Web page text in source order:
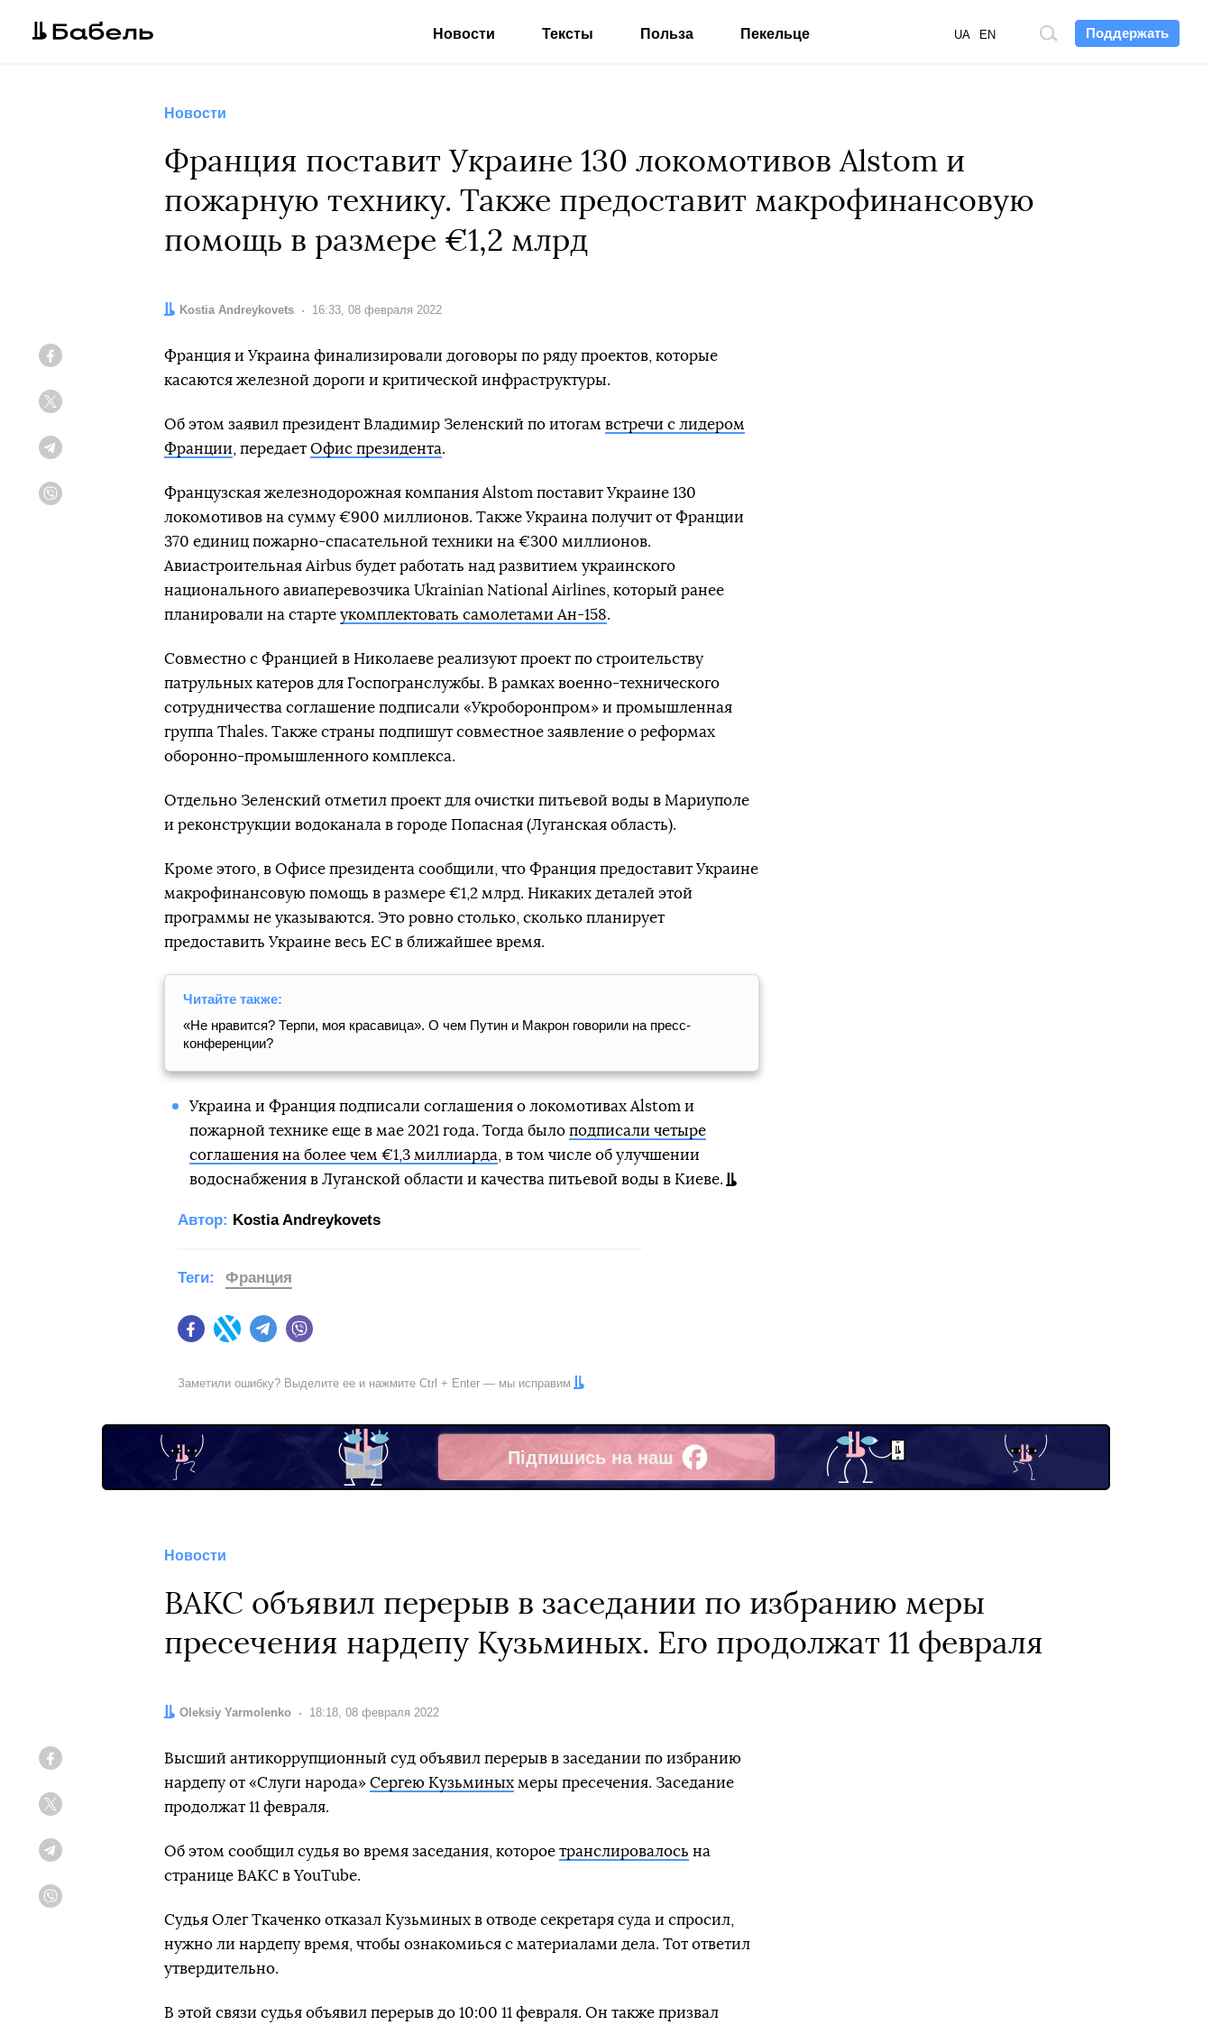
Поддержать
Поиск
UA EN
Новости Тексты Польза Пекельце
Новости
Франция поставит Украине 130 локомотивов Alstom и
пожарную технику. Также предоставит макрофинансовую
помощь в размере €1,2 млрд
Автор:
Kostia Andreykovets Дата:
16:33, 08 февраля 2022
Франция и Украина финализировали договоры по ряду проектов, которые
касаются железной дороги и критической инфраструктуры.
Об этом заявил президент Владимир Зеленский по итогам встречи с лидером
Франции , передает Офис президента.
Французская железнодорожная компания Alstom поставит Украине 130
локомотивов на сумму €900 миллионов. Также Украина получит от Франции
370 единиц пожарно-спасательной техники на €300 миллионов.
Авиастроительная Airbus будет работать над развитием украинского
национального авиаперевозчика Ukrainian National Airlines, который ранее
планировали на старте укомплектовать самолетами Ан-158.
Совместно с Францией в Николаеве реализуют проект по строительству
патрульных катеров для Госпогранслужбы. В рамках военно-технического
сотрудничества соглашение подписали «Укроборонпром» и промышленная
группа Thales. Также страны подпишут совместное заявление о реформах
оборонно-промышленного комплекса.
Отдельно Зеленский отметил проект для очистки питьевой воды в Мариуполе
и реконструкции водоканала в городе Попасная (Луганская область).
Кроме этого, в Офисе президента сообщили, что Франция предоставит Украине
макрофинансовую помощь в размере €1,2 млрд. Никаких деталей этой
программы не указываются. Это ровно столько, сколько планирует
предоставить Украине весь ЕС в ближайшее время.
Читайте также:
«Не нравится? Терпи, моя красавица». О чем Путин и Макрон говорили на пресс-
конференции?
Украина и Франция подписали соглашения о локомотивах Alstom и
пожарной технике еще в мае 2021 года. Тогда было подписали четыре
соглашения на более чем €1,3 миллиарда , в том числе об улучшении
водоснабжения в Луганской области и качества питьевой воды в Киеве.
Автор: Kostia Andreykovets
FacebookTwitter Telegram
Теги: Франция
Заметили ошибку? Выделите ее и нажмите Ctrl + Enter — мы исправим
Підпишись на наш
Facebook
Новости
ВАКС объявил перерыв в заседании по избранию меры
пресечения нардепу Кузьминых. Его продолжат 11 февраля
Автор:
Oleksiy Yarmolenko Дата:
18:18, 08 февраля 2022
Высший антикоррупционный суд объявил перерыв в заседании по избранию
нардепу от «Слуги народа» Сергею Кузьминых меры пресечения. Заседание
продолжат 11 февраля.
Об этом сообщил судья во время заседания, которое транслировалось на
странице ВАКС в YouTube.
Судья Олег Ткаченко отказал Кузьминых в отводе секретаря суда и спросил,
нужно ли нардепу время, чтобы ознакомиься с материалами дела. Тот ответил
утвердительно.
В этой связи судья объявил перерыв до 10:00 11 февраля. Он также призвал